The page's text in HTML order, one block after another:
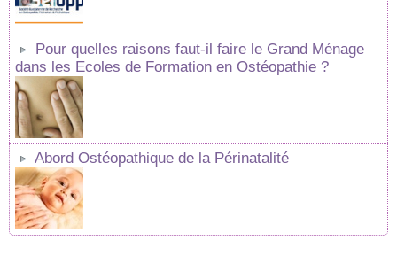
Pour quelles raisons faut-il faire le Grand Ménage
dans les Ecoles de Formation en Ostéopathie ?
Abord Ostéopathique de la Périnatalité